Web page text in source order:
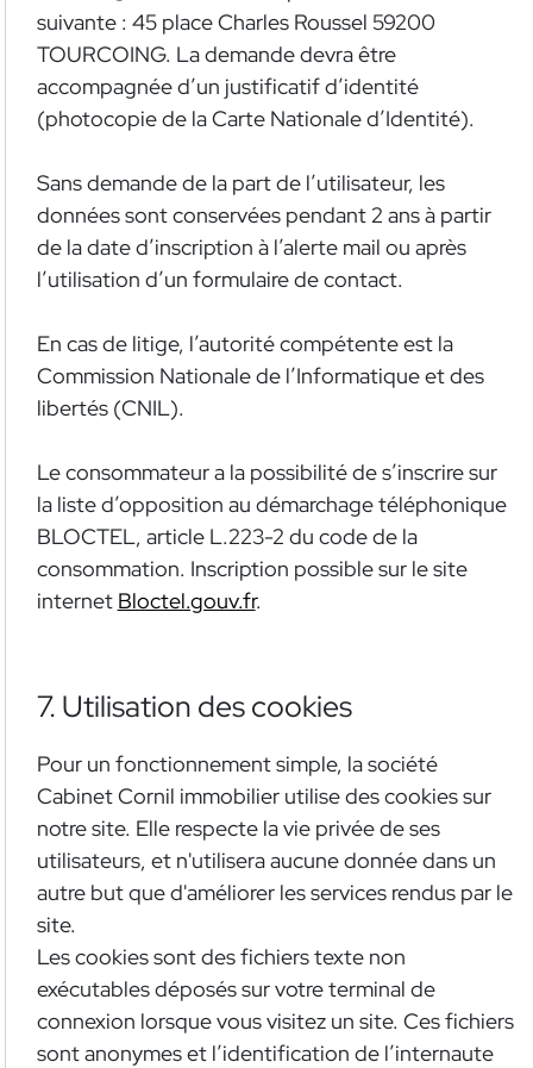
suivante : 45 place Charles Roussel 59200
TOURCOING. La demande devra être
accompagnée d’un justificatif d’identité
(photocopie de la Carte Nationale d’Identité).
Sans demande de la part de l’utilisateur, les
données sont conservées pendant 2 ans à partir
de la date d’inscription à l’alerte mail ou après
l’utilisation d’un formulaire de contact.
En cas de litige, l’autorité compétente est la
Commission Nationale de l’Informatique et des
libertés (CNIL).
Le consommateur a la possibilité de s’inscrire sur
la liste d’opposition au démarchage téléphonique
BLOCTEL, article L.223-2 du code de la
consommation. Inscription possible sur le site
internet Bloctel.gouv.fr.
7. Utilisation des cookies
Pour un fonctionnement simple, la société
Cabinet Cornil immobilier utilise des cookies sur
notre site. Elle respecte la vie privée de ses
utilisateurs, et n'utilisera aucune donnée dans un
autre but que d'améliorer les services rendus par le
site.
Les cookies sont des fichiers texte non
exécutables déposés sur votre terminal de
connexion lorsque vous visitez un site. Ces fichiers
sont anonymes et l’identification de l’internaute